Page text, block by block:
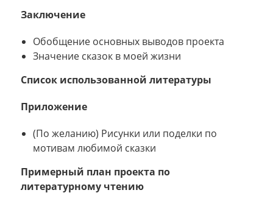
Заключение
Обобщение основных выводов проекта
Значение сказок в моей жизни
Список использованной литературы
Приложение
(По желанию) Рисунки или поделки по
мотивам любимой сказки
Примерный план проекта по
литературному чтению